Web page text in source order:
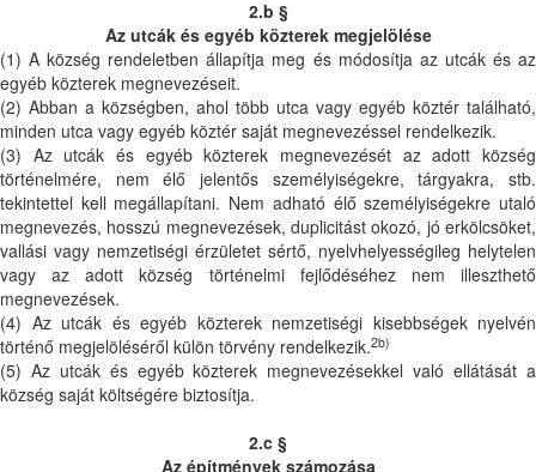
2.b §
Az utcák és egyéb közterek megjelölése
(1) A község rendeletben állapítja meg és módosítja az utcák és az
egyéb közterek megnevezéseit.
(2) Abban a községben, ahol több utca vagy egyéb köztér található,
minden utca vagy egyéb köztér saját megnevezéssel rendelkezik.
(3) Az utcák és egyéb közterek megnevezését az adott község
történelmére, nem élő jelentős személyiségekre, tárgyakra, stb.
tekintettel kell megállapítani. Nem adható élő személyiségekre utaló
megnevezés, hosszú megnevezések, duplicitást okozó, jó erkölcsöket,
vallási vagy nemzetiségi érzületet sértő, nyelvhelyességileg helytelen
vagy az adott község történelmi fejlődéséhez nem illeszthető
megnevezések.
(4) Az utcák és egyéb közterek nemzetiségi kisebbségek nyelvén
történő megjelöléséről külön törvény rendelkezik.2b)
(5) Az utcák és egyéb közterek megnevezésekkel való ellátását a
község saját költségére biztosítja.
2.c §
Az építmények számozása